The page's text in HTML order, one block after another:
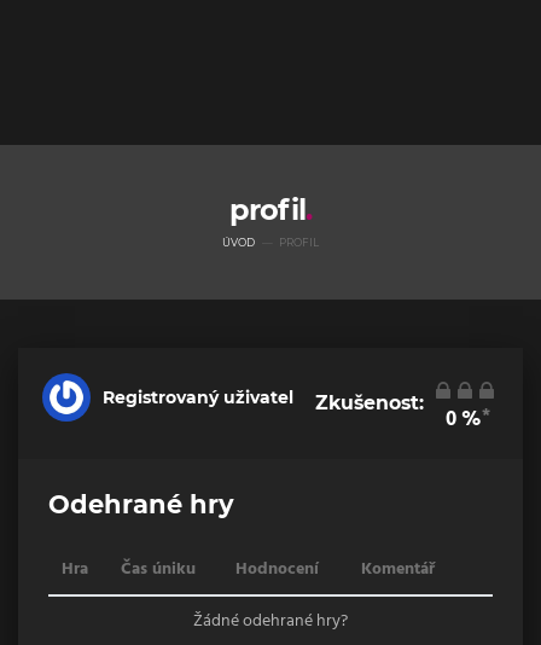
profil
ÚVOD PROFIL
Registrovaný uživatel Zkušenost:
0%*
Odehrané hry
Hra Čas úniku Hodnocení
Komentář
Žádné odehrané hry?